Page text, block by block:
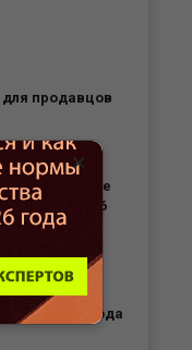
продавцов
бумажные
2026
2026 года
×